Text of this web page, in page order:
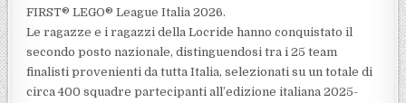
FIRST® LEGO® League Italia 2026.
Le ragazze e i ragazzi della Locride hanno conquistato il
secondo posto nazionale, distinguendosi tra i 25 team
finalisti provenienti da tutta Italia, selezionati su un totale di
circa 400 squadre partecipanti all’edizione italiana 2025-